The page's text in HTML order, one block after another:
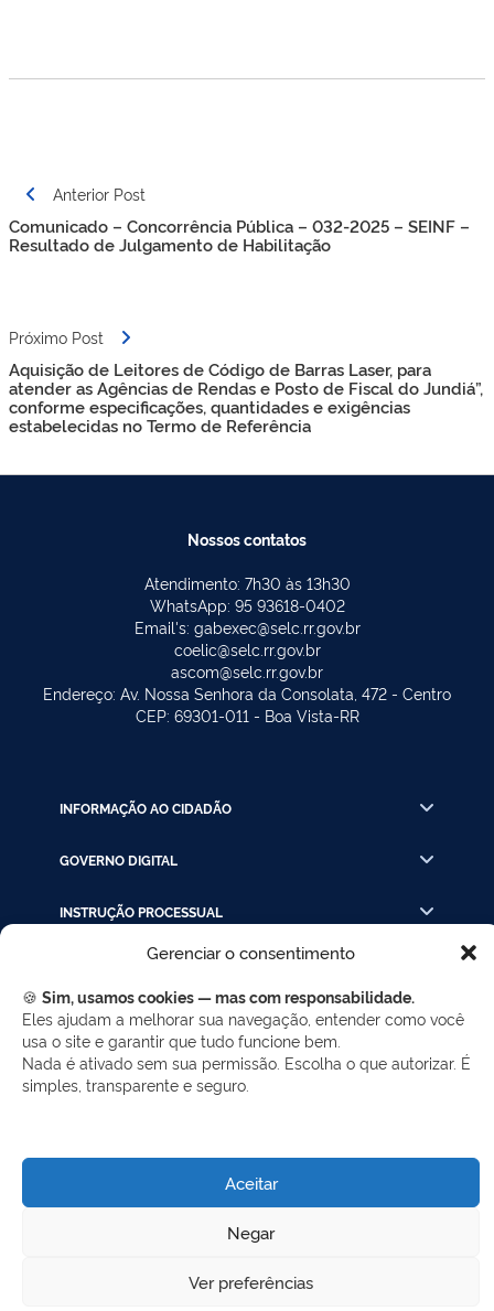
Gerenciar o consentimento
🍪 Sim, usamos cookies — mas com responsabilidade.
Eles ajudam a melhorar sua navegação, entender como você
usa o site e garantir que tudo funcione bem.
Nada é ativado sem sua permissão. Escolha o que autorizar. É
simples, transparente e seguro.
Aceitar
Negar
Ver preferências
Navegação
de
Post
Anterior Post
Comunicado – Concorrência Pública – 032-2025 – SEINF –
Resultado de Julgamento de Habilitação
Próximo Post
Aquisição de Leitores de Código de Barras Laser, para
atender as Agências de Rendas e Posto de Fiscal do Jundiá”,
conforme especificações, quantidades e exigências
estabelecidas no Termo de Referência
Nossos contatos
Atendimento: 7h30 às 13h30
WhatsApp: 95 93618-0402
Email's: gabexec@selc.rr.gov.br
coelic@selc.rr.gov.br
ascom@selc.rr.gov.br
Endereço: Av. Nossa Senhora da Consolata, 472 - Centro
CEP: 69301-011 - Boa Vista-RR
INFORMAÇÃO AO CIDADÃO
GOVERNO DIGITAL
INSTRUÇÃO PROCESSUAL
LINKS RÁPIDOS
REDES SOCIAIS
Facebook
Twitter
LinkedIn
Instagram
Informação - SELC